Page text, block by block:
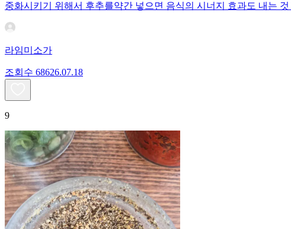
중화시키기 위해서 후추를약간 넣으면 음식의 시너지 효과도 내는
라임미소가
조회수 68626.07.18
9